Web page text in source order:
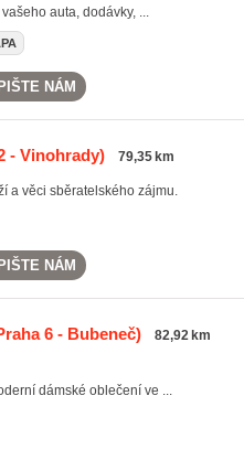
auta, dodávky, ...
NÁM
- Vinohrady) 79,35 km
a věci sběratelského zájmu.
NÁM
6 - Bubeneč) 82,92 km
dámské oblečení ve ...